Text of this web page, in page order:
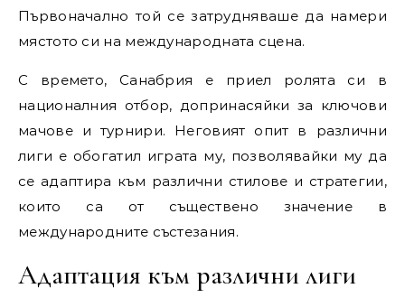
Първоначално той се затрудняваше да намери
мястото си на международната сцена.
С времето, Санабрия е приел ролята си в
националния отбор, допринасяйки за ключови
мачове и турнири. Неговият опит в различни
лиги е обогатил играта му, позволявайки му да
се адаптира към различни стилове и стратегии,
които са от съществено значение в
международните състезания.
Адаптация към различни лиги